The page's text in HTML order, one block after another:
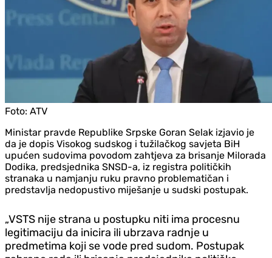
Foto: ATV
Ministar pravde Republike Srpske Goran Selak izjavio je
da je dopis Visokog sudskog i tužilačkog savjeta BiH
upućen sudovima povodom zahtjeva za brisanje Milorada
Dodika, predsjednika SNSD-a, iz registra političkih
stranaka u namjanju ruku pravno problematičan i
predstavlja nedopustivo miješanje u sudski postupak.
„VSTS nije strana u postupku niti ima procesnu
legitimaciju da inicira ili ubrzava radnje u
predmetima koji se vode pred sudom. Postupak